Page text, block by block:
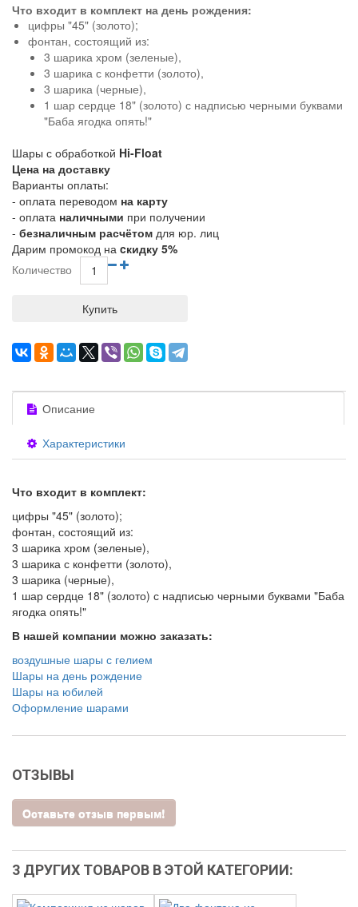
Что входит в комплект на день рождения:
цифры "45" (золото);
фонтан, состоящий из:
3 шарика хром (зеленые),
3 шарика с конфетти (золото),
3 шарика (черные),
1 шар сердце 18" (золото) с надписью черными буквами
"Баба ягодка опять!"
Шары с обработкой Hi-Float
Цена на доставку
Варианты оплаты:
- оплата переводом на карту
- оплата наличными при получении
- безналичным расчётом для юр. лиц
Дарим промокод на cкидку 5%
Количество
Купить
Описание
Характеристики
Что входит в комплект:
цифры "45" (золото);
фонтан, состоящий из:
3 шарика хром (зеленые),
3 шарика с конфетти (золото),
3 шарика (черные),
1 шар сердце 18" (золото) с надписью черными буквами "Баба
ягодка опять!"
В нашей компании можно заказать:
воздушные шары с гелием
Шары на день рождение
Шары на юбилей
Оформление шарами
ОТЗЫВЫ
Оставьте отзыв первым!
3 ДРУГИХ ТОВАРОВ В ЭТОЙ КАТЕГОРИИ: